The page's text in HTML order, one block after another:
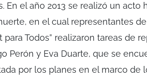
En el año 2013 se realizó un acto
en el cual representantes
para Todos” realizaron tareas de
Perón y Eva Duarte, que se
por los planes en el marco de